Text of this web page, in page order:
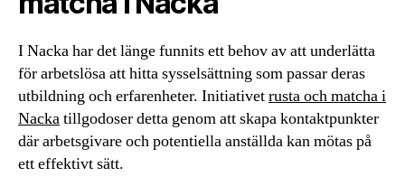
I Nacka har det länge funnits ett behov av att underlätta
för arbetslösa att hitta sysselsättning som passar deras
utbildning och erfarenheter. Initiativetrusta och matcha i
Nackatillgodoser detta genom att skapa kontaktpunkter
där arbetsgivare och potentiella anställda kan mötas på
ett effektivt sätt.